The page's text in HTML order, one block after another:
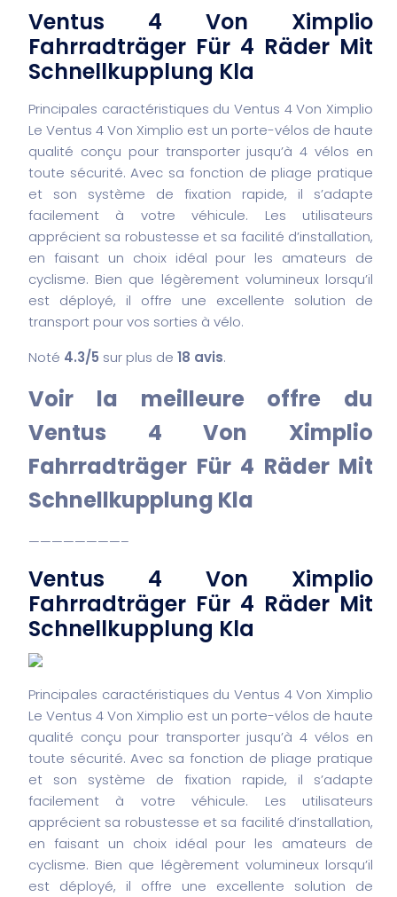
Ventus 4 Von Ximplio
Fahrradträger Für 4 Räder Mit
Schnellkupplung Kla
Principales caractéristiques du Ventus 4 Von Ximplio
Le Ventus 4 Von Ximplio est un porte-vélos de haute
qualité conçu pour transporter jusqu’à 4 vélos en
toute sécurité. Avec sa fonction de pliage pratique
et son système de fixation rapide, il s’adapte
facilement à votre véhicule. Les utilisateurs
apprécient sa robustesse et sa facilité d’installation,
en faisant un choix idéal pour les amateurs de
cyclisme. Bien que légèrement volumineux lorsqu’il
est déployé, il offre une excellente solution de
transport pour vos sorties à vélo.
Noté 4.3/5 sur plus de 18 avis.
Voir la meilleure offre du
Ventus 4 Von Ximplio
Fahrradträger Für 4 Räder Mit
Schnellkupplung Kla
————————–
Ventus 4 Von Ximplio
Fahrradträger Für 4 Räder Mit
Schnellkupplung Kla
Principales caractéristiques du Ventus 4 Von Ximplio
Le Ventus 4 Von Ximplio est un porte-vélos de haute
qualité conçu pour transporter jusqu’à 4 vélos en
toute sécurité. Avec sa fonction de pliage pratique
et son système de fixation rapide, il s’adapte
facilement à votre véhicule. Les utilisateurs
apprécient sa robustesse et sa facilité d’installation,
en faisant un choix idéal pour les amateurs de
cyclisme. Bien que légèrement volumineux lorsqu’il
est déployé, il offre une excellente solution de